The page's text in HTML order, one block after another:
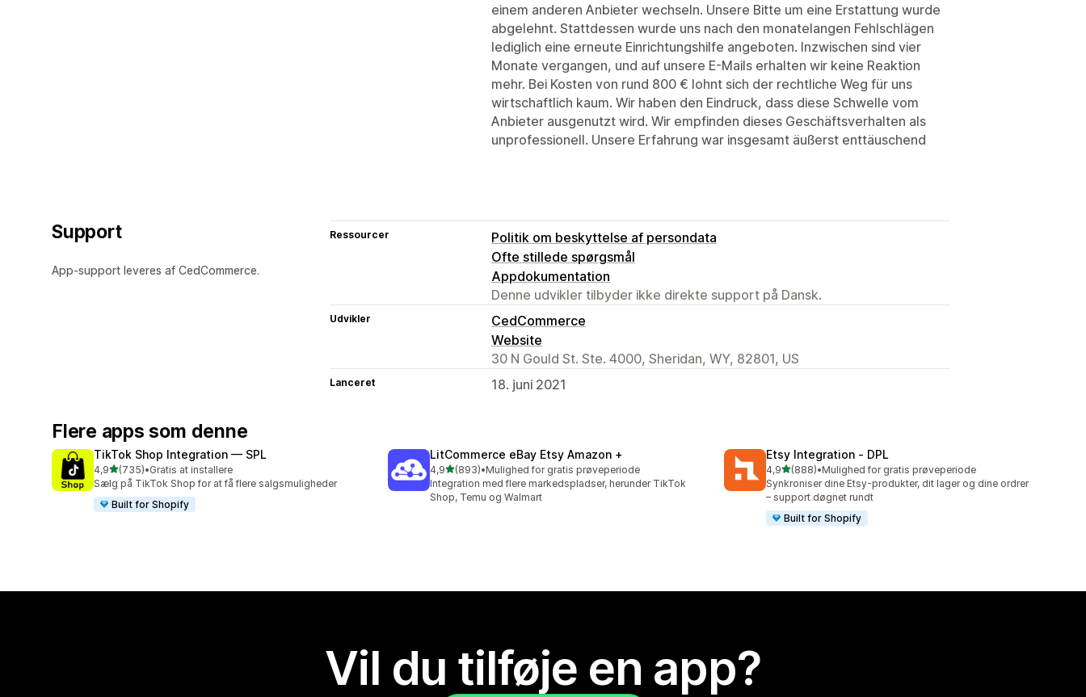
einem anderen Anbieter wechseln. Unsere Bitte um eine Erstattung wurde
abgelehnt. Stattdessen wurde uns nach den monatelangen Fehlschlägen
lediglich eine erneute Einrichtungshilfe angeboten. Inzwischen sind vier
Monate vergangen, und auf unsere E-Mails erhalten wir keine Reaktion
mehr. Bei Kosten von rund 800 € lohnt sich der rechtliche Weg für uns
wirtschaftlich kaum. Wir haben den Eindruck, dass diese Schwelle vom
Anbieter ausgenutzt wird. Wir empfinden dieses Geschäftsverhalten als
unprofessionell. Unsere Erfahrung war insgesamt äußerst enttäuschend
Support
App-support leveres af CedCommerce.
Ressourcer
Politik om beskyttelse af persondata
Ofte stillede spørgsmål
Appdokumentation
Denne udvikler tilbyder ikke direkte support på Dansk.
Udvikler
CedCommerce
Website
30 N Gould St. Ste. 4000, Sheridan, WY, 82801, US
Lanceret 18. juni 2021
Flere apps som denne
TikTok Shop Integration — SPL
4,9ud af 5 stjerner
(735)
735 anmeldelser i alt
•Gratis at installere
Sælg på TikTok Shop for at få flere salgsmuligheder
Built for Shopify
LitCommerce eBay Etsy Amazon +
4,9ud af 5 stjerner
(893)
893 anmeldelser i alt
•Mulighed for gratis prøveperiode
Integration med flere markedspladser, herunder TikTok
Shop, Temu og Walmart
Etsy Integration ‑ DPL
4,9ud af 5 stjerner
(888)
888 anmeldelser i alt
•Mulighed for gratis prøveperiode
Synkroniser dine Etsy-produkter, dit lager og dine ordrer
– support døgnet rundt
Built for Shopify
Vil du tilføje en app?